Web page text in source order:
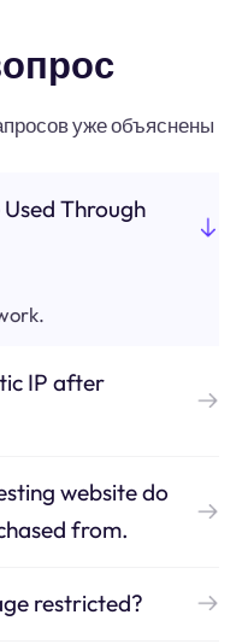
уже объяснены
Through
IP after
website do
from.
restricted?